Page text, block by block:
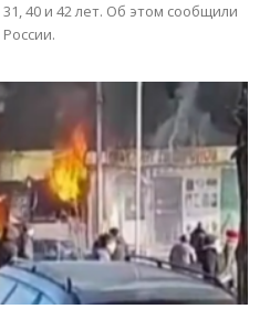
40 и 42 лет. Об этом сообщили